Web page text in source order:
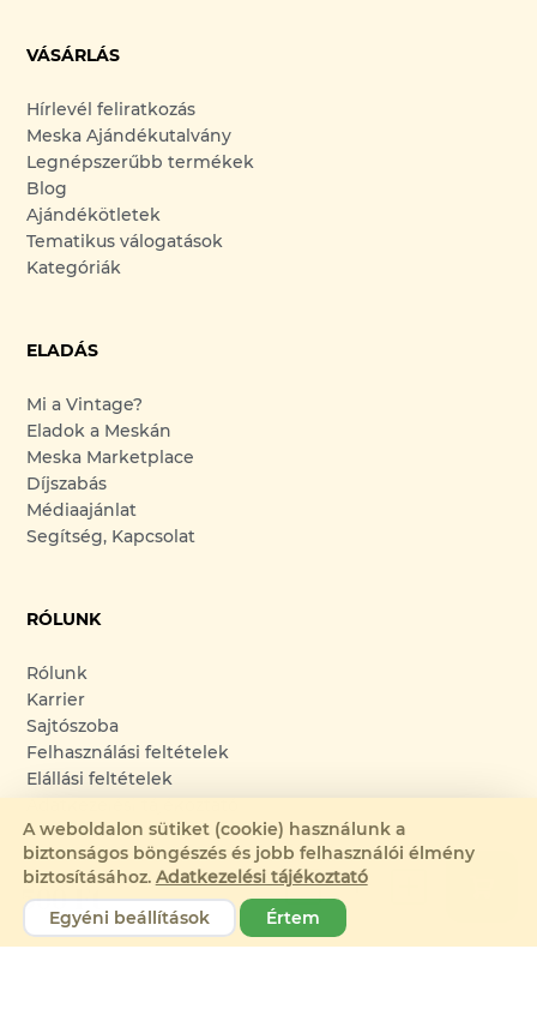
500 Ft
VÁSÁRLÁS
Hírlevél feliratkozás
Meska Ajándékutalvány
Legnépszerűbb termékek
Blog
Ajándékötletek
Tematikus válogatások
Kategóriák
ELADÁS
Mi a Vintage?
Eladok a Meskán
Meska Marketplace
Díjszabás
Médiaajánlat
Segítség, Kapcsolat
RÓLUNK
Rólunk
Karrier
Sajtószoba
Felhasználási feltételek
Elállási feltételek
Adószám: 14260960-2-13
Cégjegyzékszám: 13-09-197708
A weboldalon sütiket (cookie) használunk a
biztonságos böngészés és jobb felhasználói élmény
biztosításához. Adatkezelési tájékoztató
Egyéni beállítások
Értem